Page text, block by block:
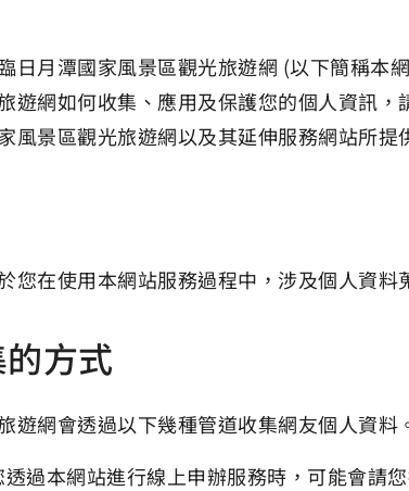
日月潭國家風景區觀光旅遊網 (以下簡稱
遊網如何收集、應用及保護您的個人資訊
風景區觀光旅遊網以及其延伸服務網站所
您在使用本網站服務過程中，涉及個人資料
方式
遊網會透過以下幾種管道收集網友個人資料
過本網站進行線上申辦服務時，可能會請